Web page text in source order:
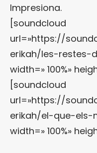
Impresiona.
[soundcloud
url=»https://
erikah/les-restes-
width=» 100%»
[soundcloud
url=»https://
erikah/el-que-els-
width=» 100%»